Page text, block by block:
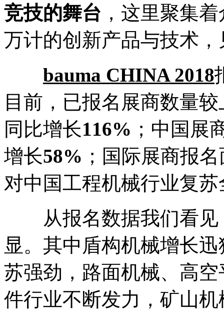
竞技的舞台 ，这里聚集
万计的创新产品与技术
bauma CHINA 2018
目前，已报名展商数量
同比增长116% ；中国展
增长58% ；国际展商报
对中国工程机械行业复
从报名数据我们看见
显。其中盾构机械增长
苏强劲，路面机械、高
件行业不断发力，矿山